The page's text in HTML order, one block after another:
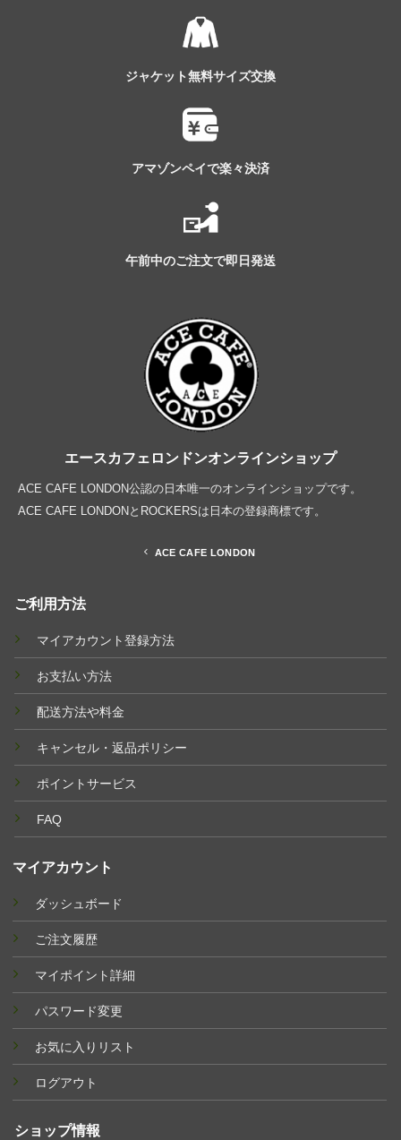
ジャケット無料サイズ交換
アマゾンペイで楽々決済
午前中のご注文で即日発送
エースカフェロンドンオンラインショップ
ACE CAFE LONDON公認の日本唯一のオンラインショップです。
ACE CAFE LONDONとROCKERSは日本の登録商標です。
ACE CAFE LONDON
ご利用方法
マイアカウント登録方法
お支払い方法
配送方法や料金
キャンセル・返品ポリシー
ポイントサービス
FAQ
マイアカウント
ダッシュボード
ご注文履歴
マイポイント詳細
パスワード変更
お気に入りリスト
ログアウト
ショップ情報